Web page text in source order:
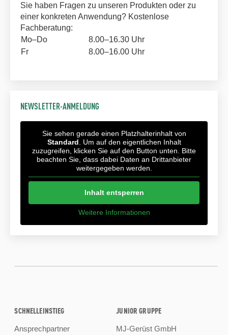
Sie haben Fragen zu unseren Produkten oder zu
einer konkreten Anwendung? Kostenlose
Fachberatung:
Mo–Do
8.00–16.30 Uhr
Fr
8.00–16.00 Uhr
NEWSLETTER-ANMELDUNG
Sie sehen gerade einen Platzhalterinhalt von
Standard . Um auf den eigentlichen Inhalt
zuzugreifen, klicken Sie auf den Button unten. Bitte
beachten Sie, dass dabei Daten an Drittanbieter
weitergegeben werden.
Inhalt entsperren
Weitere Informationen
SCHNELLEINSTIEG
Ansprechpartner
JUNIOR GRUPPE
MJ-Gerüst GmbH